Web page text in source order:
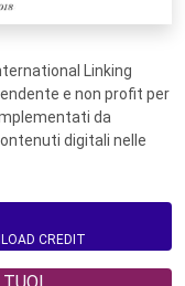
Linking
e non profit per
da
digitali nelle
CREDIT